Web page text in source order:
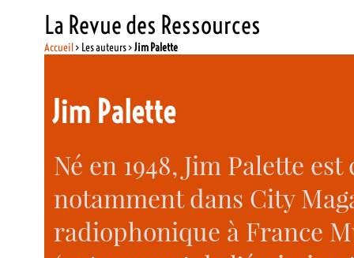
La Revue des Ressources
Accueil> Les auteurs >Jim Palette
Jim Palette
Né en 1948, Jim Palette
notamment dans City
radiophonique à France